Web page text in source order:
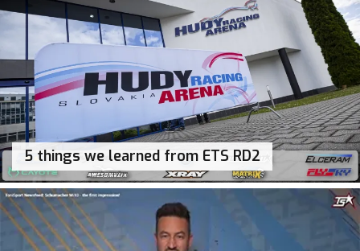
5 things we learned from ETS RD2